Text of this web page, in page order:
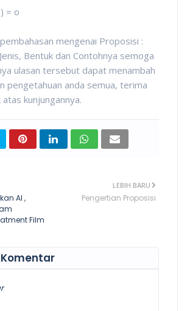
= o
mengenai Proposisi :
Bentuk dan Contohnya semoga
ulasan tersebut dapat menambah
pengetahuan anda semua, terima
kunjungannya.
LEBIH BARU
Pengertian Proposisi
AI ,
Film